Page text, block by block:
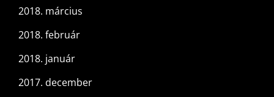
2018. március
2018. február
2018. január
2017. december